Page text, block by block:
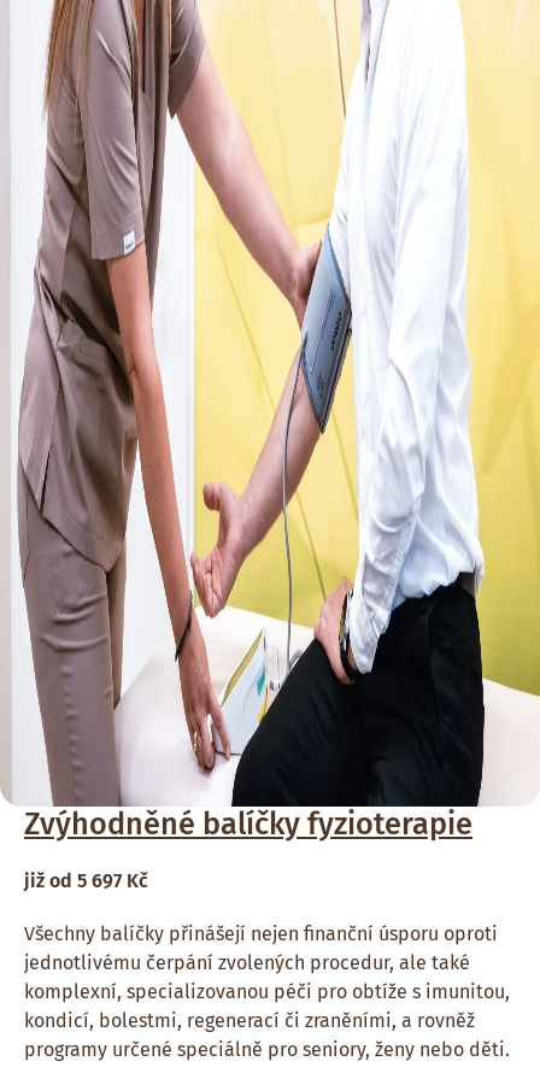
Zvýhodněné balíčky fyzioterapie
již od 5 697 Kč
Všechny balíčky přinášejí nejen finanční úsporu oproti
jednotlivému čerpání zvolených procedur, ale také
komplexní, specializovanou péči pro obtíže s imunitou,
kondicí, bolestmi, regenerací či zraněními, a rovněž
programy určené speciálně pro seniory, ženy nebo děti.